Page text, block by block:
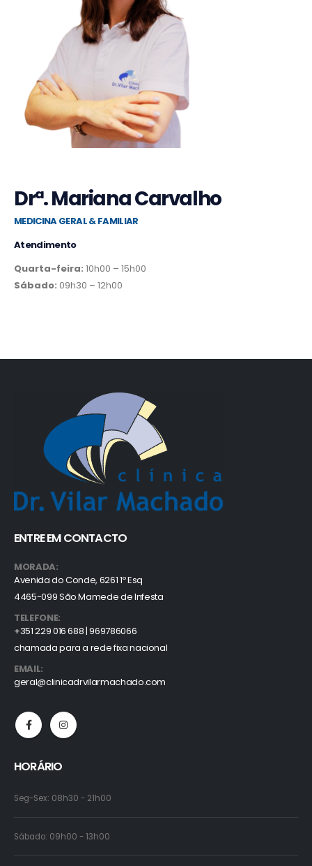
Drª. Mariana Carvalho
MEDICINA GERAL & FAMILIAR
Atendimento
Quarta-feira: 10h00 – 15h00
Sábado: 09h30 – 12h00
ENTRE EM CONTACTO
MORADA:
Avenida do Conde, 6261 1º Esq
4465-099 São Mamede de Infesta
TELEFONE:
+351 229 016 688 | 969786066
chamada para a rede fixa nacional
EMAIL:
geral@clinicadrvilarmachado.com
HORÁRIO
Seg-Sex: 08h30 - 21h00
Sábado: 09h00 - 13h00